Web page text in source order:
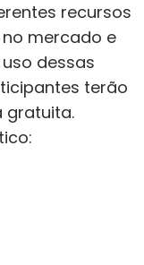
recursos
mercado e
dessas
terão
gratuita.